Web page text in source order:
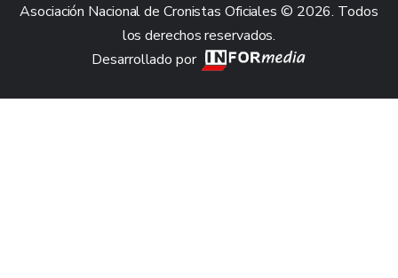
Asociación Nacional de Cronistas Oficiales © 2026. Todos
los derechos reservados.
Desarrollado por